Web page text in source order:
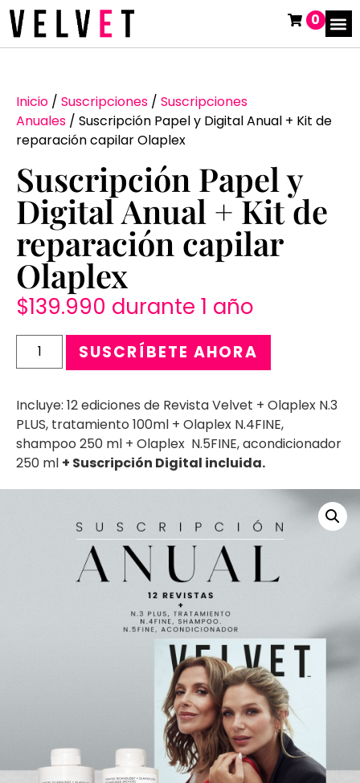
0
Inicio / Suscripciones / Suscripciones
Anuales / Suscripción Papel y Digital Anual + Kit de
reparación capilar Olaplex
Suscripción Papel y
Digital Anual + Kit de
reparación capilar
Olaplex
$139.990 durante 1 año
SUSCRÍBETE AHORA
Incluye: 12 ediciones de Revista Velvet + Olaplex N.3
PLUS, tratamiento 100ml + Olaplex N.4FINE,
shampoo 250 ml + Olaplex N.5FINE, acondicionador
250 ml + Suscripción Digital incluida.